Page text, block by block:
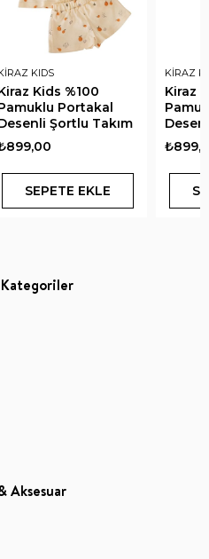
KIDS
Kids %100
Portakal
Şortlu Takım
SEPETE EKLE
KİRAZ
Kiraz
Aksesuar